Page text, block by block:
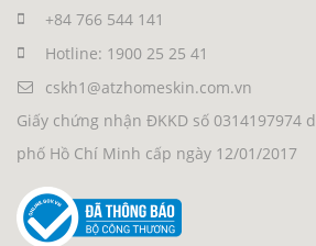
+84 766 544 141
Hotline: 1900 25 25 41
cskh1@atzhomeskin.com.vn
Giấy chứng nhận ĐKKD số 0314197974
phố Hồ Chí Minh cấp ngày 12/01/2017